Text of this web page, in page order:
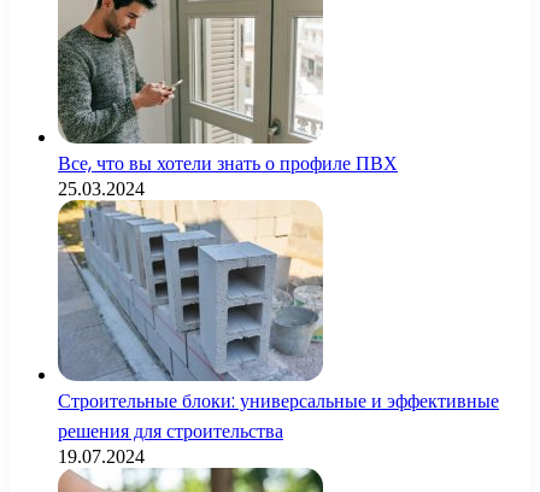
Все, что вы хотели знать о профиле ПВХ
25.03.2024
Строительные блоки: универсальные и эффективные
решения для строительства
19.07.2024